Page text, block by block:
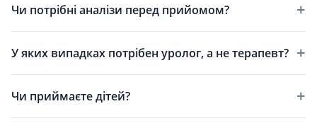
Чи потрібні аналізи перед прийомом?
У яких випадках потрібен уролог, а не терапевт?
Чи приймаєте дітей?